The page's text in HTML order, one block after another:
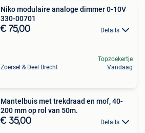
Niko modulaire analoge dimmer 0-10V
330-00701
€ 75,00 Details
Zoersel & Deel Brecht
Topzoekertje
Vandaag
Mantelbuis met trekdraad en mof, 40-
200 mm op rol van 50m.
€ 35,00 Details